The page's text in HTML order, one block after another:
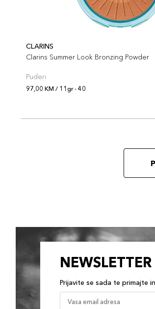
CLARINS
Clarins Summer Look Bronzing Powder
Puderi
97,00 KM / 11gr - 40
NEWSLETTER
Prijavite se sada te primajte